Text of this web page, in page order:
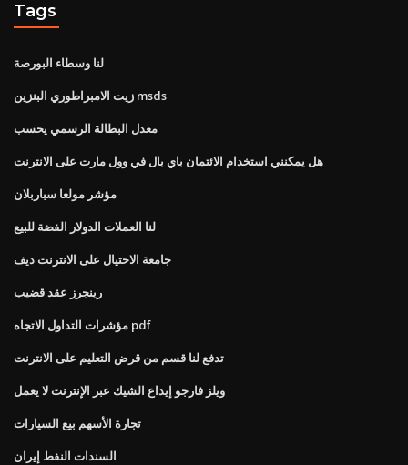
Tags
لنا وسطاء البورصة
زيت الامبراطوري البنزين msds
معدل البطالة الرسمي يحسب
هل يمكنني استخدام الائتمان باي بال في وول مارت على الانترنت
مؤشر مولعا سباربلان
لنا العملات الدولار الفضة للبيع
جامعة الاحتيال على الانترنت ديف
رينجرز عقد قضيب
مؤشرات التداول الاتجاه pdf
تدفع لنا قسم من قرض التعليم على الانترنت
ويلز فارجو إيداع الشيك عبر الإنترنت لا يعمل
تجارة الأسهم بيع السيارات
السندات النفط إيران